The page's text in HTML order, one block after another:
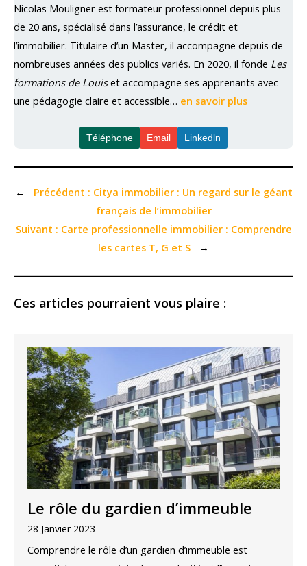
Nicolas Mouligner est formateur professionnel depuis plus
de 20 ans, spécialisé dans l’assurance, le crédit et
l’immobilier. Titulaire d’un Master, il accompagne depuis de
nombreuses années des publics variés. En 2020, il fonde Les
formations de Louiset accompagne ses apprenants avec
une pédagogie claire et accessible… en savoir plus
Téléphone Email Linkedln
← Précédent : Citya immobilier : Un regard sur le géant
français de l’immobilier
Suivant : Carte professionnelle immobilier : Comprendre
les cartes T, G et S
→
Ces articles pourraient vous plaire :
Le rôle du gardien d’immeuble
28 Janvier 2023
Comprendre le rôle d’un gardien d’immeuble est